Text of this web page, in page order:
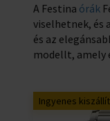
Chrono
A Festina órák
viselhetnek, és
és az
modellt, amely
Ingyenes